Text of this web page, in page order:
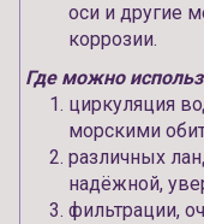
оси и другие
коррозии.
Где можно
циркуляция
морскими
различных
надёжной,
фильтрации,